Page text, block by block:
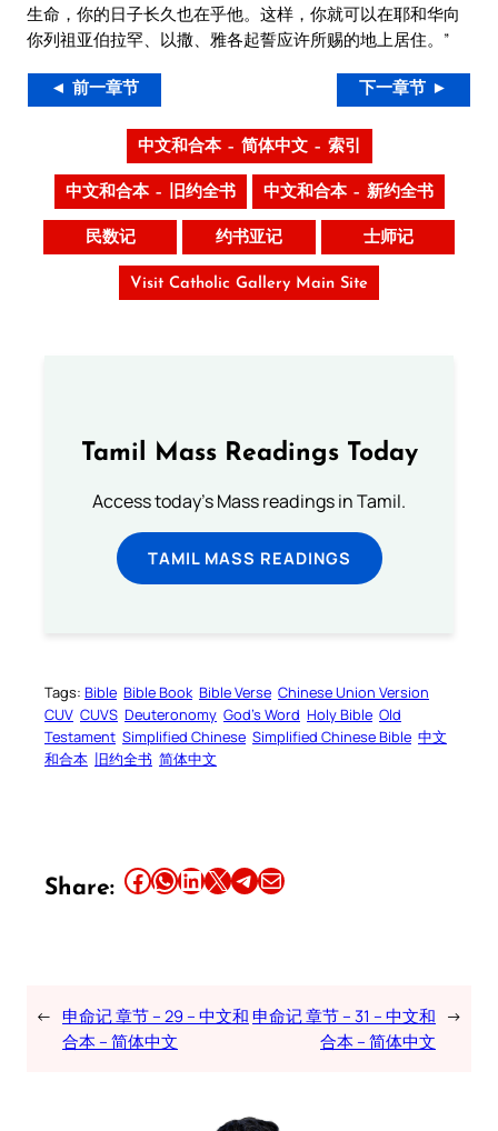
生命，你的日子长久也在乎他。这样，你就可以在耶和华向
你列祖亚伯拉罕、以撒、雅各起誓应许所赐的地上居住。”
◄ 前一章节 下一章节 ►
中文和合本 – 简体中文 – 索引
中文和合本 – 旧约全书 中文和合本 – 新约全书
民数记 约书亚记 士师记
Visit Catholic Gallery Main Site
Tamil Mass Readings Today
Access today's Mass readings in Tamil.
TAMIL MASS READINGS
Tags: Bible Bible Book Bible Verse Chinese Union Version
CUV CUVS Deuteronomy God’s Word Holy Bible Old
Testament Simplified Chinese Simplified Chinese Bible 中文
和合本 旧约全书 简体中文
Share: Share this article on Facebook Share this article on WhatsApp Share this article on LinkedIn Share this article on X Share this article on TelegramEmail this Article
← 申命记 章节 – 29 – 中文和
合本 – 简体中文
申命记 章节 – 31 – 中文和
合本 – 简体中文
→